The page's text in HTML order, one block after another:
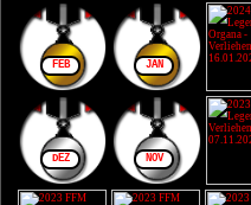
FEB JAN
DEZ NOV